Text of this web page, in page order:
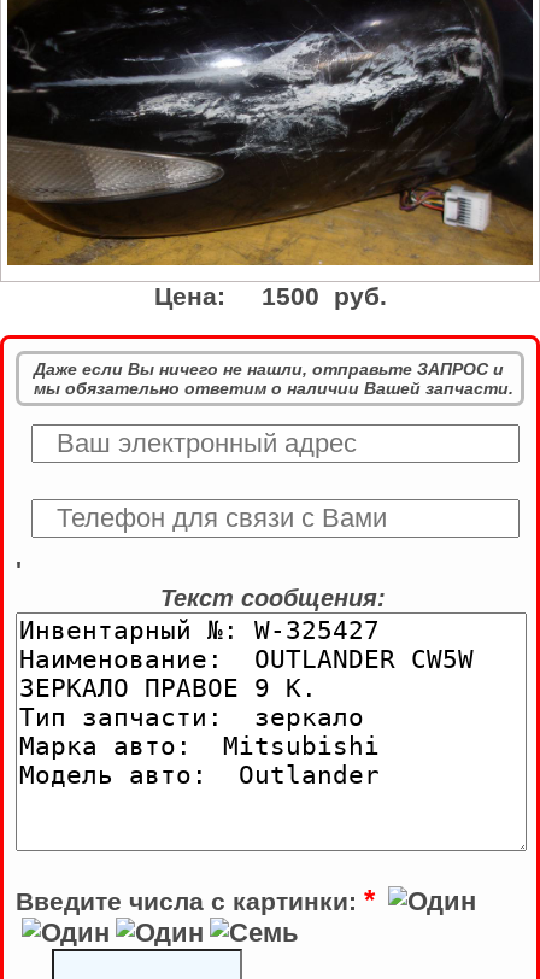
Цена: 1500 руб.
Даже если Вы ничего не нашли, отправьте ЗАПРОС и
мы обязательно ответим о наличии Вашей запчасти.
'
Текст сообщения:
Введите числа с картинки: *